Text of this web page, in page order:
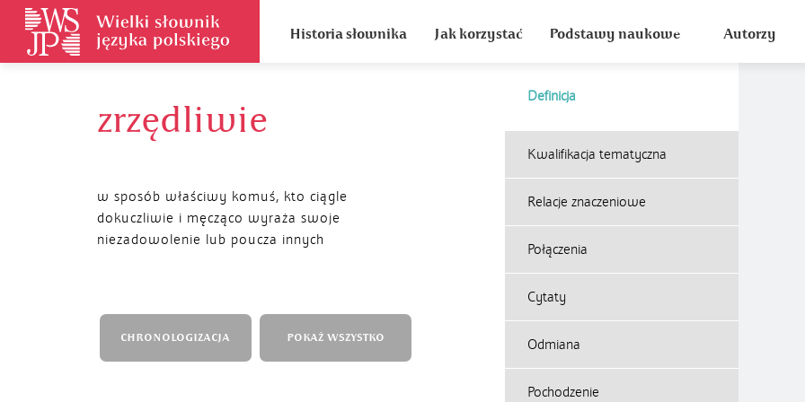
Historia słownika Jak korzystać Podstawy naukowe Autorzy
zrzędliwie
Definicja
w sposób właściwy komuś, kto ciągle
dokuczliwie i męcząco wyraża swoje
niezadowolenie lub poucza innych
Kwalifikacja tematyczna
Relacje znaczeniowe
Połączenia
Cytaty
Odmiana
Pochodzenie
CHRONOLOGIZACJA POKAŻ WSZYSTKO